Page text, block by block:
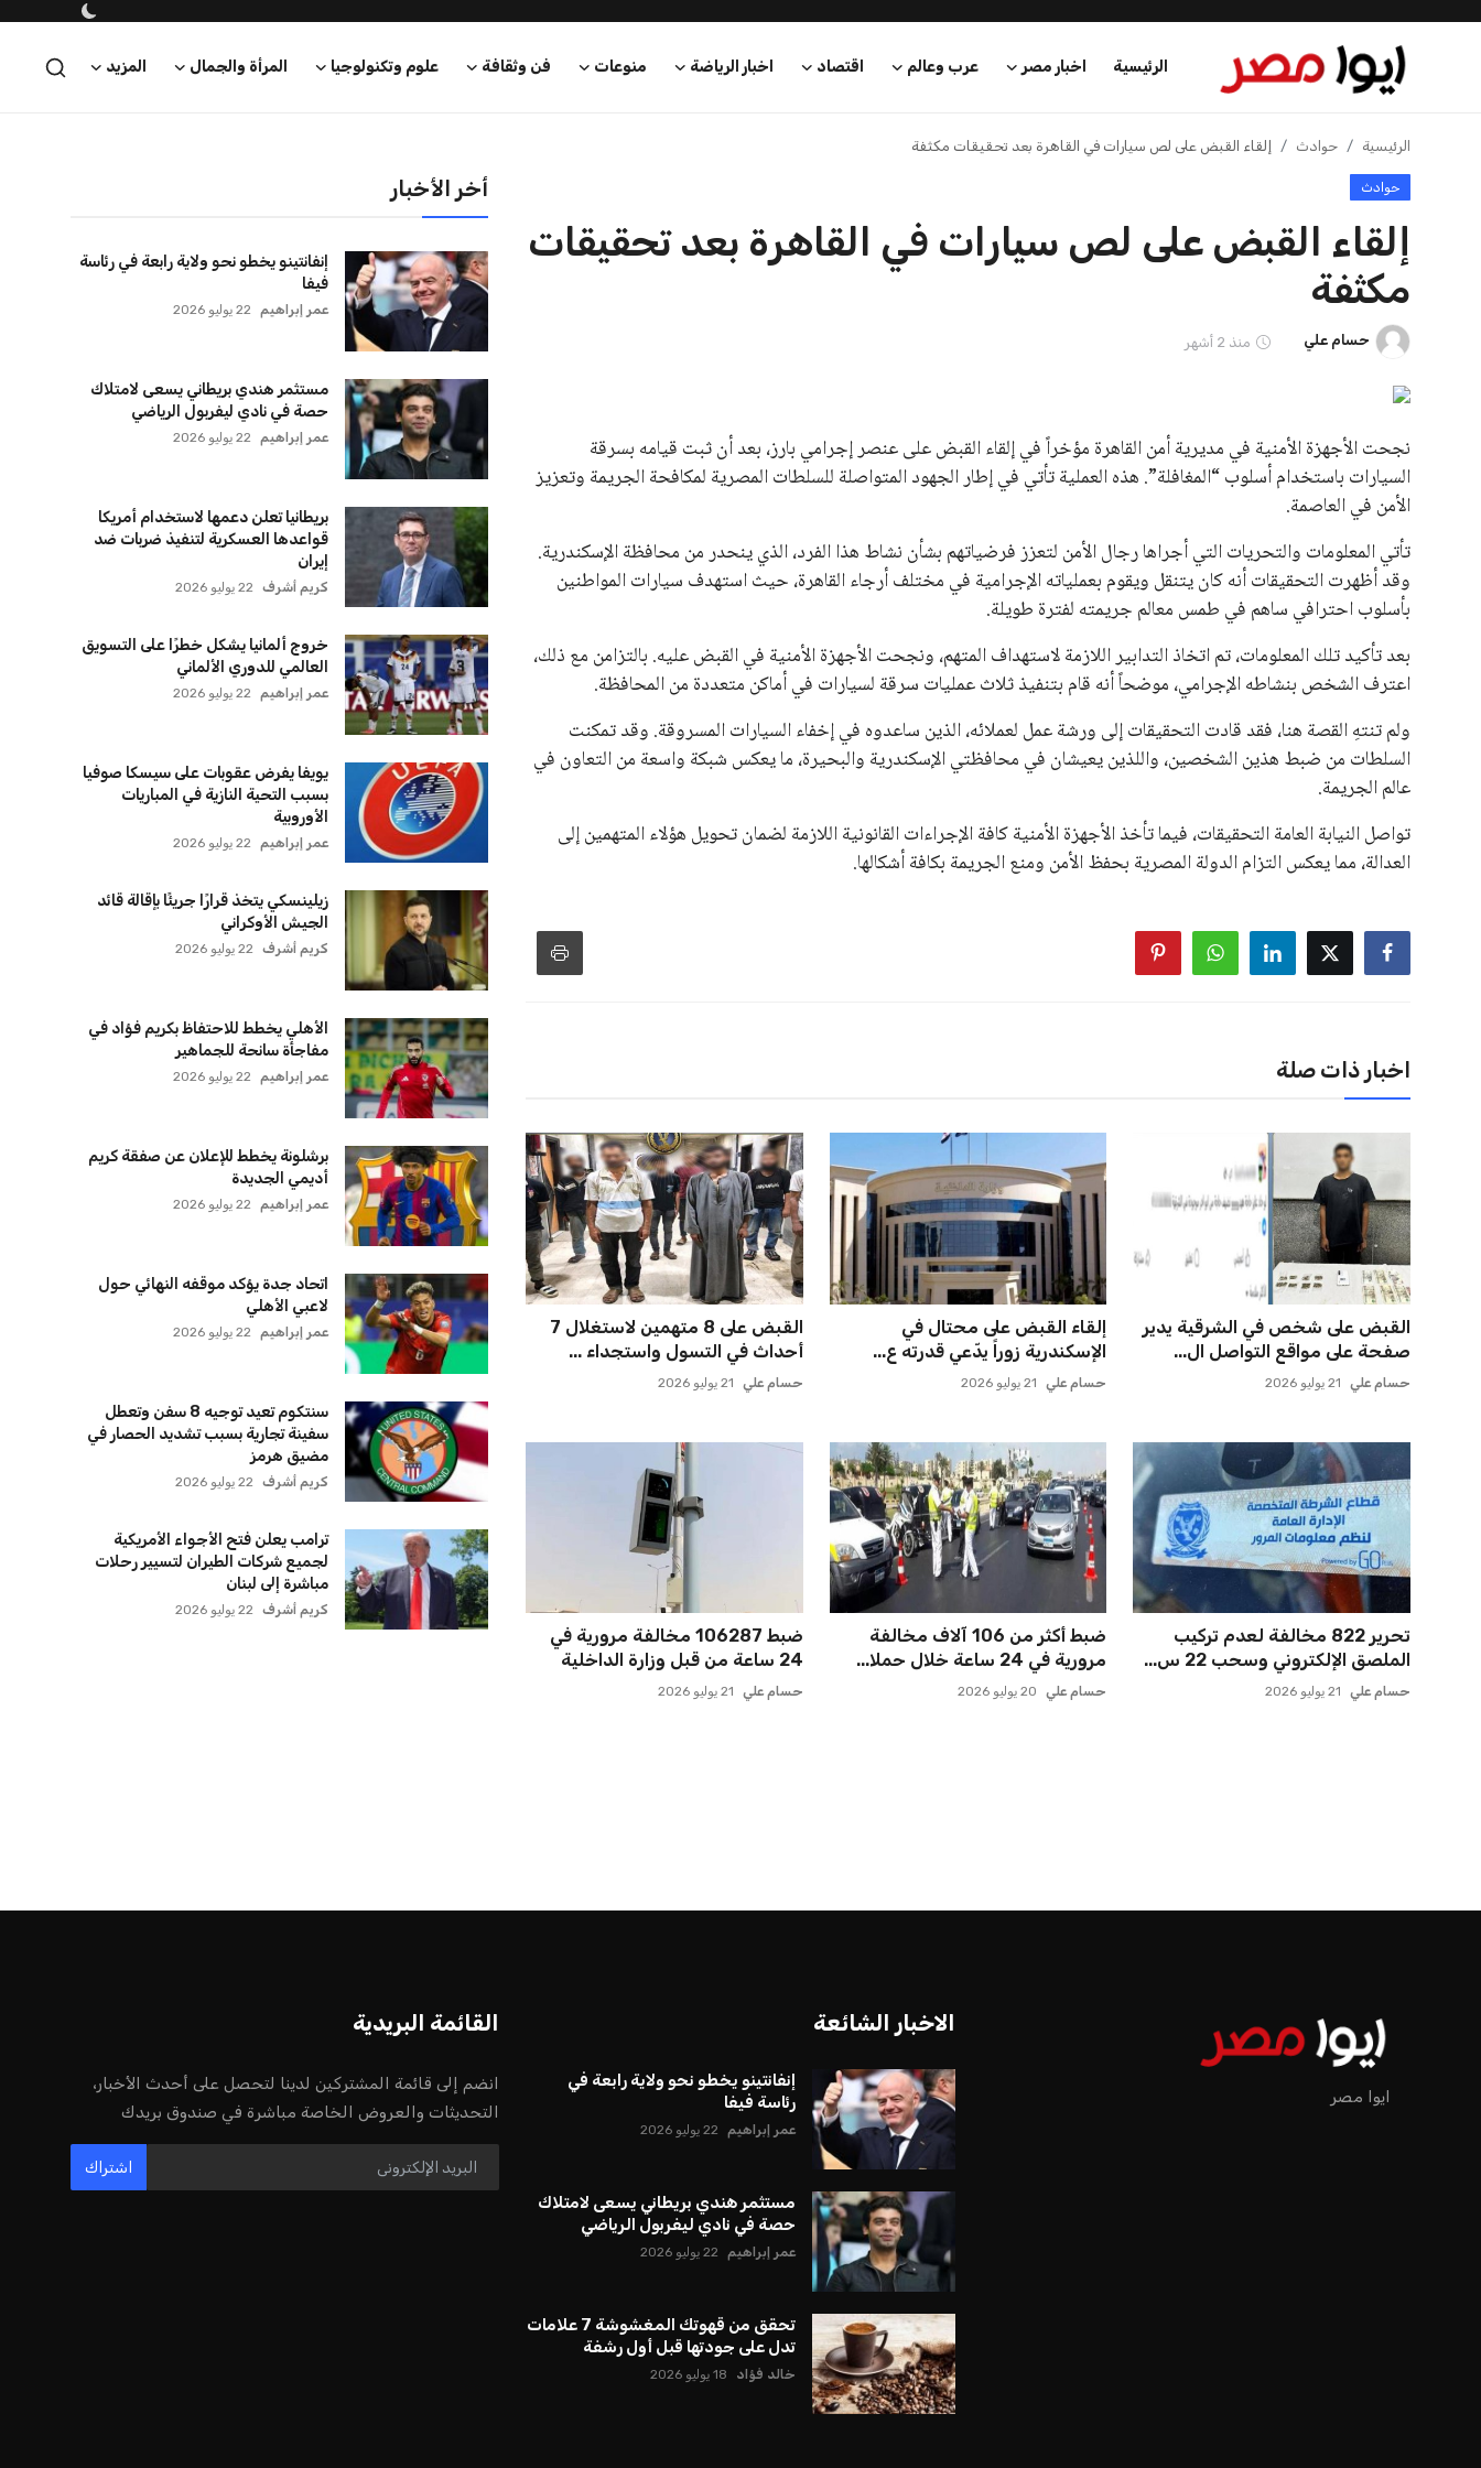
الرئيسية اخبار مصر عرب وعالم اقتصاد اخبار الرياضة منوعات فن وثقافة علوم وتكنولوجيا المرأة والجمال المزيد
الرئيسية
اخبار مصر
عرب وعالم
اخبار الرياضة
فن وثقافة
علوم وتكنولوجيا
المرأة والجمال
محافظات
الرئيسية حوادث إلقاء القبض على لص سيارات في القاهرة بعد تحقيقات مكثفة
حوادث
إلقاء القبض على لص سيارات في القاهرة بعد تحقيقات
مكثفة
حسام علي منذ 2 أشهر
نجحت الأجهزة الأمنية في مديرية أمن القاهرة مؤخراً في إلقاء القبض على عنصر إجرامي بارز، بعد أن ثبت قيامه بسرقة
السيارات باستخدام أسلوب “المغافلة”. هذه العملية تأتي في إطار الجهود المتواصلة للسلطات المصرية لمكافحة الجريمة وتعزيز
الأمن في العاصمة.
تأتي المعلومات والتحريات التي أجراها رجال الأمن لتعزز فرضياتهم بشأن نشاط هذا الفرد، الذي ينحدر من محافظة الإسكندرية.
وقد أظهرت التحقيقات أنه كان يتنقل ويقوم بعملياته الإجرامية في مختلف أرجاء القاهرة، حيث استهدف سيارات المواطنين
بأسلوب احترافي ساهم في طمس معالم جريمته لفترة طويلة.
بعد تأكيد تلك المعلومات، تم اتخاذ التدابير اللازمة لاستهداف المتهم، ونجحت الأجهزة الأمنية في القبض عليه. بالتزامن مع ذلك،
اعترف الشخص بنشاطه الإجرامي، موضحاً أنه قام بتنفيذ ثلاث عمليات سرقة لسيارات في أماكن متعددة من المحافظة.
ولم تنتهِ القصة هنا، فقد قادت التحقيقات إلى ورشة عمل لعملائه، الذين ساعدوه في إخفاء السيارات المسروقة. وقد تمكنت
السلطات من ضبط هذين الشخصين، واللذين يعيشان في محافظتي الإسكندرية والبحيرة، ما يعكس شبكة واسعة من التعاون في
عالم الجريمة.
تواصل النيابة العامة التحقيقات، فيما تأخذ الأجهزة الأمنية كافة الإجراءات القانونية اللازمة لضمان تحويل هؤلاء المتهمين إلى
العدالة، مما يعكس التزام الدولة المصرية بحفظ الأمن ومنع الجريمة بكافة أشكالها.
اخبار ذات صلة
القبض على شخص في الشرقية يدير
صفحة على مواقع التواصل ال...
حسام علي 21 يوليو 2026
إلقاء القبض على محتال في
الإسكندرية زوراً يدّعي قدرته ع...
حسام علي 21 يوليو 2026
القبض على 8 متهمين لاستغلال 7
أحداث في التسول واستجداء ...
حسام علي 21 يوليو 2026
تحرير 822 مخالفة لعدم تركيب
الملصق الإلكتروني وسحب 22 س...
حسام علي 21 يوليو 2026
ضبط أكثر من 106 آلاف مخالفة
مرورية في 24 ساعة خلال حملا...
حسام علي 20 يوليو 2026
ضبط 106287 مخالفة مرورية في
24 ساعة من قبل وزارة الداخلية
حسام علي 21 يوليو 2026
أخر الأخبار
إنفانتينو يخطو نحو ولاية رابعة في رئاسة
فيفا
عمر إبراهيم 22 يوليو 2026
مستثمر هندي بريطاني يسعى لامتلاك
حصة في نادي ليفربول الرياضي
عمر إبراهيم 22 يوليو 2026
بريطانيا تعلن دعمها لاستخدام أمريكا
قواعدها العسكرية لتنفيذ ضربات ضد
إيران
كريم أشرف 22 يوليو 2026
خروج ألمانيا يشكل خطرًا على التسويق
العالمي للدوري الألماني
عمر إبراهيم 22 يوليو 2026
يويفا يفرض عقوبات على سيسكا صوفيا
بسبب التحية النازية في المباريات
الأوروبية
عمر إبراهيم 22 يوليو 2026
زيلينسكي يتخذ قرارًا جريئًا بإقالة قائد
الجيش الأوكراني
كريم أشرف 22 يوليو 2026
الأهلي يخطط للاحتفاظ بكريم فؤاد في
مفاجأة سانحة للجماهير
عمر إبراهيم 22 يوليو 2026
برشلونة يخطط للإعلان عن صفقة كريم
أديمي الجديدة
عمر إبراهيم 22 يوليو 2026
اتحاد جدة يؤكد موقفه النهائي حول
لاعبي الأهلي
عمر إبراهيم 22 يوليو 2026
سنتكوم تعيد توجيه 8 سفن وتعطل
سفينة تجارية بسبب تشديد الحصار في
مضيق هرمز
كريم أشرف 22 يوليو 2026
ترامب يعلن فتح الأجواء الأمريكية
لجميع شركات الطيران لتسيير رحلات
مباشرة إلى لبنان
كريم أشرف 22 يوليو 2026
إنفانتينو يخطو نحو ولاية رابعة في رئاسة فيفا
عمر إبراهيم
عمر إبراهيم 22 يوليو 2026
مستثمر هندي بريطاني يسعى لامتلاك
حصة في نادي ليفربول الرياضي